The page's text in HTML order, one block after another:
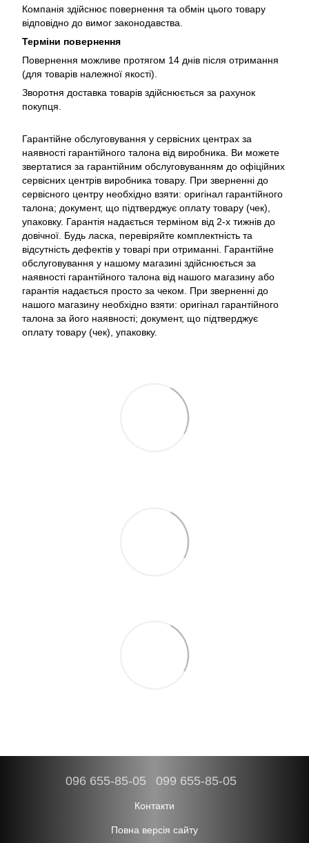
Компанія здійснює повернення та обмін цього товару
відповідно до вимог законодавства.
Терміни повернення
Повернення можливе протягом 14 днів після отримання
(для товарів належної якості).
Зворотня доставка товарів здійснюється за рахунок
покупця.
Гарантійне обслуговування у сервісних центрах за
наявності гарантійного талона від виробника. Ви можете
звертатися за гарантійним обслуговуванням до офіційних
сервісних центрів виробника товару. При зверненні до
сервісного центру необхідно взяти: оригінал гарантійного
талона; документ, що підтверджує оплату товару (чек),
упаковку. Гарантія надається терміном від 2-х тижнів до
довічної. Будь ласка, перевіряйте комплектність та
відсутність дефектів у товарі при отриманні. Гарантійне
обслуговування у нашому магазині здійснюється за
наявності гарантійного талона від нашого магазину або
гарантія надається просто за чеком. При зверненні до
нашого магазину необхідно взяти: оригінал гарантійного
талона за його наявності; документ, що підтверджує
оплату товару (чек), упаковку.
096 655-85-05 099 655-85-05
Контакти
Повна версія сайту